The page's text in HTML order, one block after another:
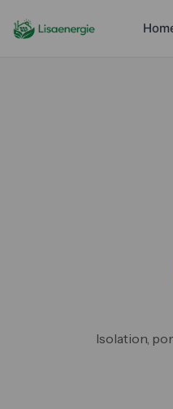
Isolation,